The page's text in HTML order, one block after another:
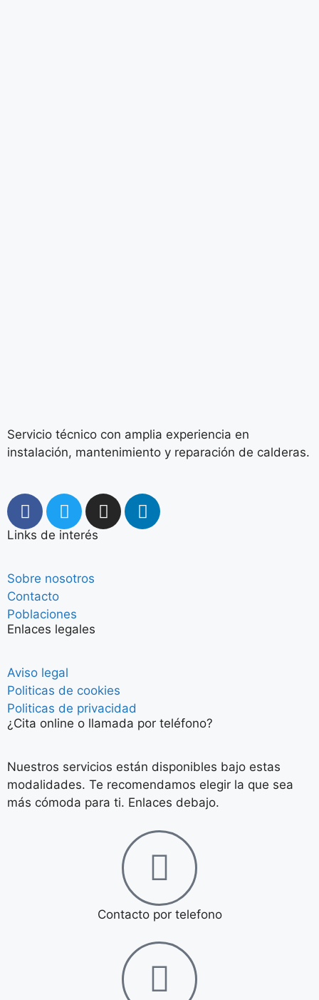
Servicio técnico con amplia experiencia en
instalación, mantenimiento y reparación de calderas.
Links de interés
Sobre nosotros
Contacto
Poblaciones
Enlaces legales
Aviso legal
Politicas de cookies
Politicas de privacidad
¿Cita online o llamada por teléfono?
Nuestros servicios están disponibles bajo estas
modalidades. Te recomendamos elegir la que sea
más cómoda para ti. Enlaces debajo.
Contacto por telefono